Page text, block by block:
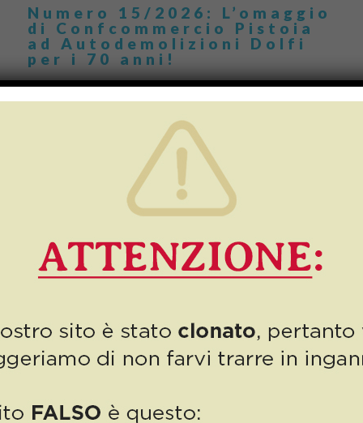
Numero 15/2026: L’omaggio
di Confcommercio Pistoia
ad Autodemolizioni Dolfi
per i 70 anni!
Un nuovo riconoscimento per Autodemolizioni Dolfi in occasione
della splendida ricorrenza dei 70 anni di attività, questa volta da
parte di Confcommercio Pistoia e Prato. A […]